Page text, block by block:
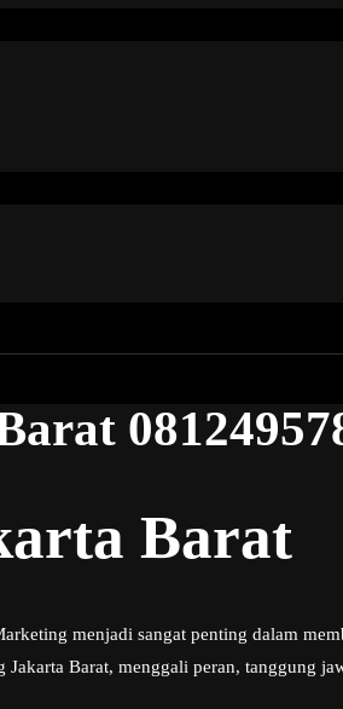
Barat
menjadi sangat penting dalam
Barat, menggali peran, tanggung